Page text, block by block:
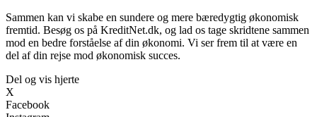
Sammen kan vi skabe en sundere og mere bæredygtig økonomisk
fremtid. Besøg os på KreditNet.dk, og lad os tage skridtene sammen
mod en bedre forståelse af din økonomi. Vi ser frem til at være en
del af din rejse mod økonomisk succes.
Del og vis hjerte
X
Facebook